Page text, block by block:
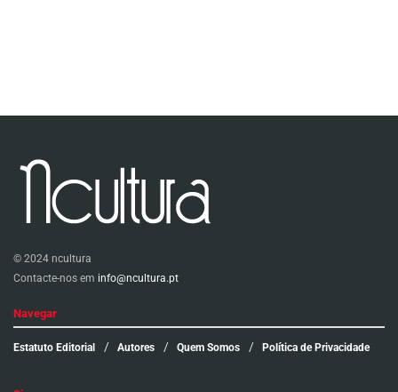
© 2024 ncultura
Contacte-nos em info@ncultura.pt
Navegar
Estatuto Editorial Autores Quem Somos Política de Privacidade